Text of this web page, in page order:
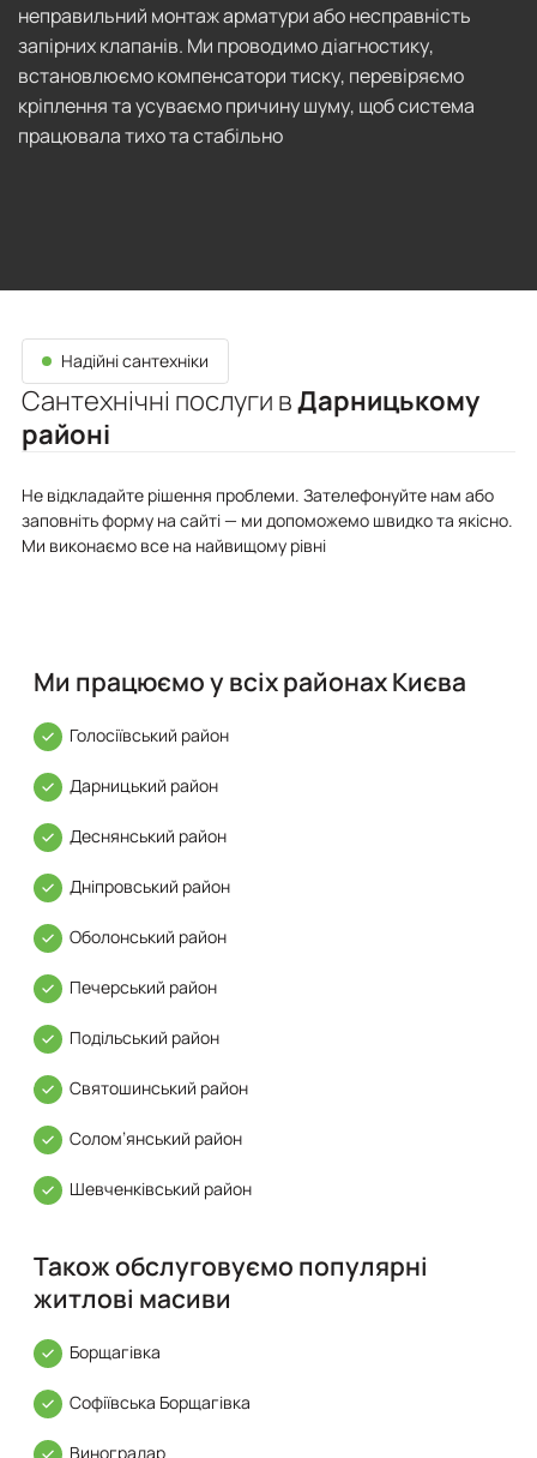
неправильний монтаж арматури або несправність
запірних клапанів. Ми проводимо діагностику,
встановлюємо компенсатори тиску, перевіряємо
кріплення та усуваємо причину шуму, щоб система
працювала тихо та стабільно
Надійні сантехніки
Сантехнічні послуги вДарницькому
районі
Не відкладайте рішення проблеми. Зателефонуйте нам або
заповніть форму на сайті — ми допоможемо швидко та якісно.
Ми виконаємо все на найвищому рівні
Ми працюємо у всіх районах Києва
Голосіївський район
Дарницький район
Деснянський район
Дніпровський район
Оболонський район
Печерський район
Подільський район
Святошинський район
Солом’янський район
Шевченківський район
Також обслуговуємо популярні
житлові масиви
Борщагівка
Софіївська Борщагівка
Виноградар